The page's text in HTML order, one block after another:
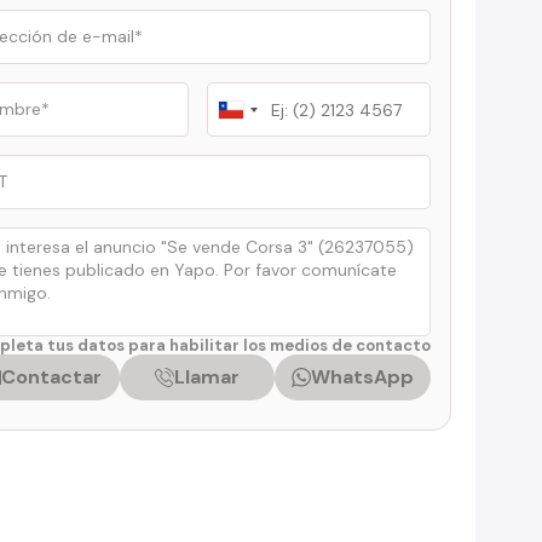
Chile
+56
tus datos para habilitar los medios de contacto
Contactar Llamar WhatsApp